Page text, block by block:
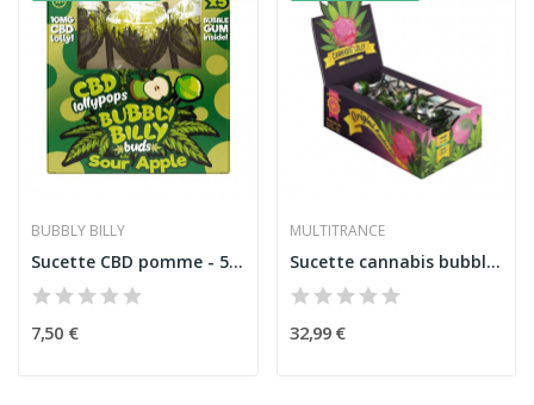
BUBBLY BILLY
Sucette CBD pomme - 5 pcs | BUBBLY BILLY
7,50 €
MULTITRANCE
Sucette cannabis bubblegum - 70 pcs | MULTITRANCE
32,99 €